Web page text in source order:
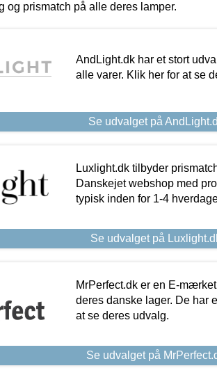
og prismatch på alle deres lamper.
AndLight.dk har et stort
alle varer. Klik her for at se
Se udvalget på
Luxlight.dk tilbyder
Danskejet webshop med
typisk inden for 1-4
Se udvalget på
MrPerfect.dk er en E-
deres danske lager. De har
at se deres udvalg.
Se udvalget på